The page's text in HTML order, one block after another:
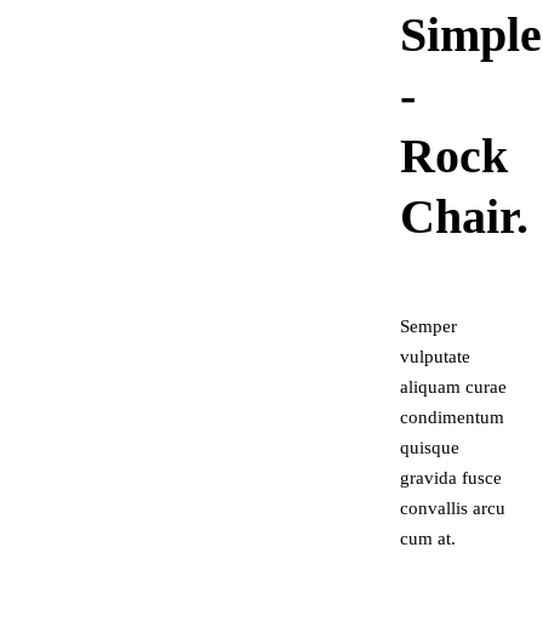
Simple
-
Rock
Chair.
Semper
vulputate
aliquam curae
condimentum
quisque
gravida fusce
convallis arcu
cum at.